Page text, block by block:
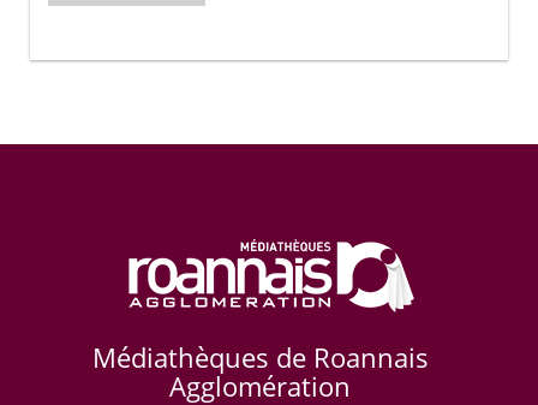
Médiathèques de Roannais
Agglomération